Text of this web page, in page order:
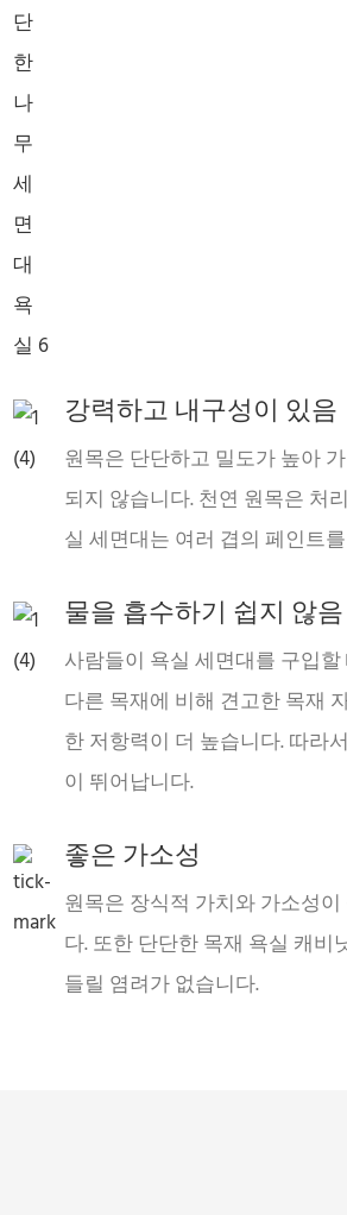
강력하고 내구성이 있음
원목은 단단하고 밀도가 높아
되지 않습니다. 천연 원목은 처
실 세면대는 여러 겹의 페인트
물을 흡수하기 쉽지 않음
사람들이 욕실 세면대를 구입
다른 목재에 비해 견고한 목재
한 저항력이 더 높습니다. 따라
이 뛰어납니다.
좋은 가소성
원목은 장식적 가치와 가소성
다. 또한 단단한 목재 욕실 캐
들릴 염려가 없습니다.